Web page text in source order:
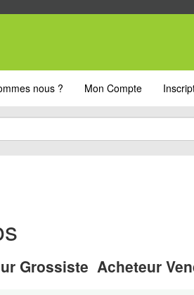
nous ? Mon Compte
Grossiste Acheteur